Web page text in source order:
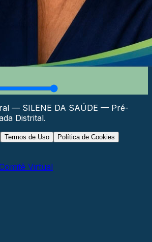
— SILENE DA SAÚDE — Pré-
Distrital.
Termos de Uso
Política de Cookies
Virtual